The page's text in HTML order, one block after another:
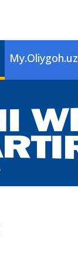
My.Oliygoh.uz